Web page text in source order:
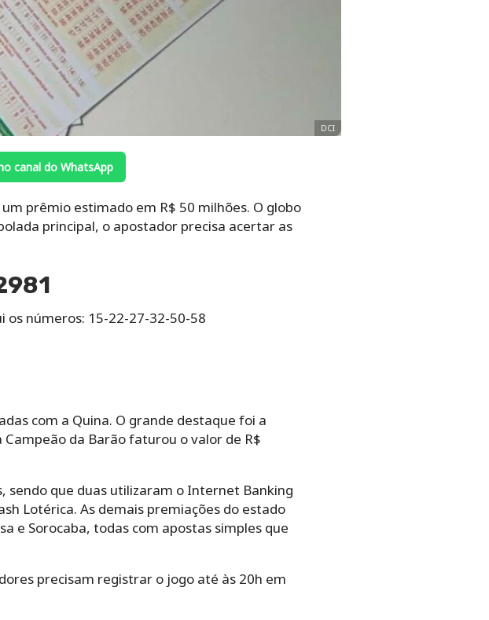
DCI
canal do WhatsApp
prêmio estimado em R$ 50 milhões. O globo
principal, o apostador precisa acertar as
os números: 15-22-27-32-50-58
com a Quina. O grande destaque foi a
da Barão faturou o valor de R$
sendo que duas utilizaram o Internet Banking
Lotérica. As demais premiações do estado
e Sorocaba, todas com apostas simples que
precisam registrar o jogo até às 20h em